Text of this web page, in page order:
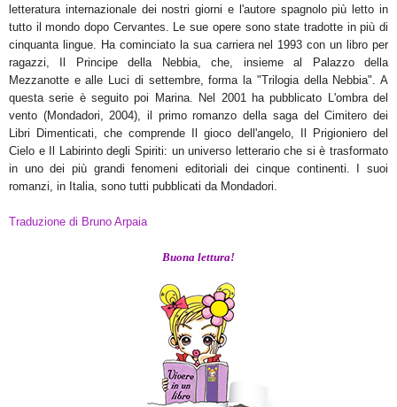
letteratura internazionale dei nostri giorni e l'autore spagnolo più letto in
tutto il mondo dopo Cervantes. Le sue opere sono state tradotte in più di
cinquanta lingue. Ha cominciato la sua carriera nel 1993 con un libro per
ragazzi, Il Principe della Nebbia, che, insieme al Palazzo della
Mezzanotte e alle Luci di settembre, forma la "Trilogia della Nebbia". A
questa serie è seguito poi Marina. Nel 2001 ha pubblicato L'ombra del
vento (Mondadori, 2004), il primo romanzo della saga del Cimitero dei
Libri Dimenticati, che comprende Il gioco dell'angelo, Il Prigioniero del
Cielo e Il Labirinto degli Spiriti: un universo letterario che si è trasformato
in uno dei più grandi fenomeni editoriali dei cinque continenti. I suoi
romanzi, in Italia, sono tutti pubblicati da Mondadori.
Traduzione di Bruno Arpaia
Buona lettura!